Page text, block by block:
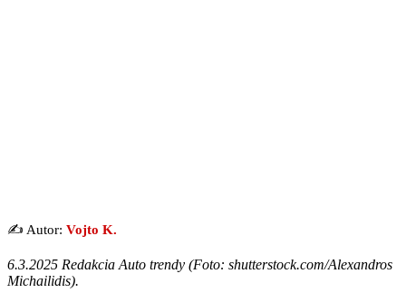
✍️ Autor: Vojto K.
6.3.2025 Redakcia Auto trendy (Foto: shutterstock.com/Alexandros
Michailidis).